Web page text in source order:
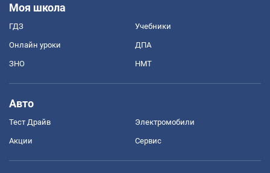
Моя школа
ГДЗ Учебники
Онлайн уроки ДПА
ЗНО НМТ
Авто
Тест Драйв Электромобили
Акции Сервис